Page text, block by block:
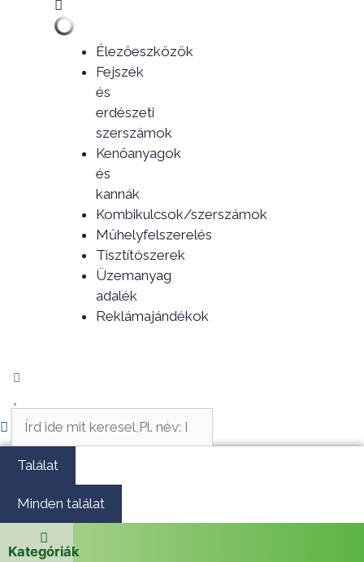
Élezőeszközök
Fejszék
és
erdészeti
szerszámok
Kenőanyagok
és
kannák
Kombikulcsok/szerszámok
Műhelyfelszerelés
Tisztítószerek
Üzemanyag
adalék
Reklámajándékok
Search
Találat
Minden találat
Kategóriák